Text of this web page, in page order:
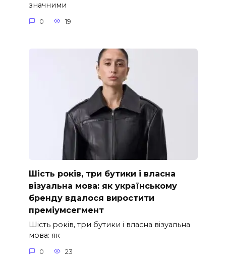
значними
0 19
Шість років, три бутики і власна
візуальна мова: як українському
бренду вдалося виростити
преміумсегмент
Шість років, три бутики і власна візуальна
мова: як
0 23